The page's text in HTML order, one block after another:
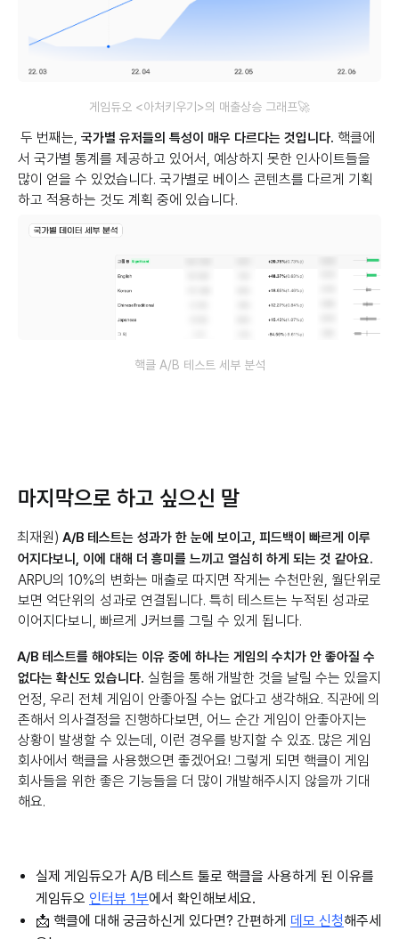
게임듀오 <아처키우기>의 매출상승 그래프🚀
두 번째는, 국가별 유저들의 특성이 매우 다르다는 것입니다. 핵클에
서 국가별 통계를 제공하고 있어서, 예상하지 못한 인사이트들을
많이 얻을 수 있었습니다. 국가별로 베이스 콘텐츠를 다르게 기획
하고 적용하는 것도 계획 중에 있습니다.
핵클 A/B 테스트 세부 분석
마지막으로 하고 싶으신 말
최재원) A/B 테스트는 성과가 한 눈에 보이고, 피드백이 빠르게 이루
어지다보니, 이에 대해 더 흥미를 느끼고 열심히 하게 되는 것 같아요.
ARPU의 10%의 변화는 매출로 따지면 작게는 수천만원, 월단위로
보면 억단위의 성과로 연결됩니다. 특히 테스트는 누적된 성과로
이어지다보니, 빠르게 J커브를 그릴 수 있게 됩니다.
A/B 테스트를 해야되는 이유 중에 하나는 게임의 수치가 안 좋아질 수
없다는 확신도 있습니다. 실험을 통해 개발한 것을 날릴 수는 있을지
언정, 우리 전체 게임이 안좋아질 수는 없다고 생각해요. 직관에 의
존해서 의사결정을 진행하다보면, 어느 순간 게임이 안좋아지는
상황이 발생할 수 있는데, 이런 경우를 방지할 수 있죠. 많은 게임
회사에서 핵클을 사용했으면 좋겠어요! 그렇게 되면 핵클이 게임
회사들을 위한 좋은 기능들을 더 많이 개발해주시지 않을까 기대
해요.
실제 게임듀오가 A/B 테스트 툴로 핵클을 사용하게 된 이유를
게임듀오 인터뷰 1부에서 확인해보세요.
📩 핵클에 대해 궁금하신게 있다면? 간편하게 데모 신청해주세